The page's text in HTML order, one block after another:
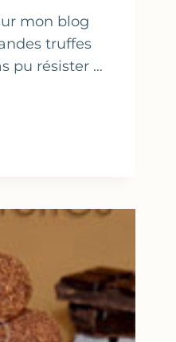
mon blog
truffes
pu résister …